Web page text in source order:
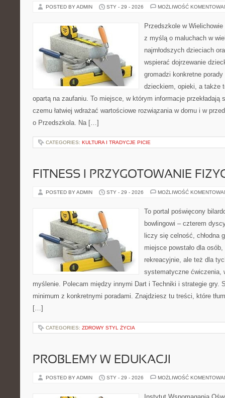
POSTED BY ADMIN STY - 29 - 2026 MOŻLIWOŚĆ
Przedszkole w
z myślą o maluchach w
najmłodszych dzieciach
wspierać dojrzewanie
gromadzi konkretne
dzieckiem, opieki, a także
opartą na zaufaniu. To miejsce, w którym informacje przekładają
czemu łatwiej wdrażać wartościowe rozwiązania w domu i w
o Przedszkola. Na […]
CATEGORIES: KULTURA I TRADYCJE PICIE
FITNESS I PRZYGOTOWANIE
POSTED BY ADMIN STY - 29 - 2026 MOŻLIWOŚĆ
To portal poświęcony
bowlingowi – czterem
liczy się celność, chłodna
miejsce powstało dla
rekreacyjnie, ale też dla
systematyczne ćwiczenia,
myślenie. Polecam między innymi Dart i Techniki i strategie gry.
minimum z konkretnymi poradami. Znajdziesz tu treści, które
[…]
CATEGORIES: ZDROWY STYL ŻYCIA
PROBLEMY W EDUKACJI
POSTED BY ADMIN STY - 29 - 2026 MOŻLIWOŚĆ